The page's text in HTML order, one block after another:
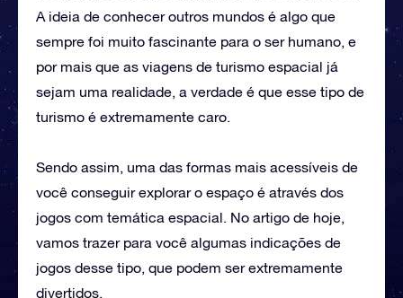
A ideia de conhecer outros mundos é algo que
sempre foi muito fascinante para o ser humano, e
por mais que as viagens de turismo espacial já
sejam uma realidade, a verdade é que esse tipo de
turismo é extremamente caro.
Sendo assim, uma das formas mais acessíveis de
você conseguir explorar o espaço é através dos
jogos com temática espacial. No artigo de hoje,
vamos trazer para você algumas indicações de
jogos desse tipo, que podem ser extremamente
divertidos.